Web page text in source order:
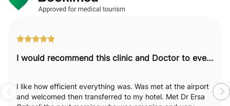
I would recommend this clinic and Doctor to everyone.
I like how efficient everything was. Was met at the airport
and welcomed then transferred to my hotel. Met Dr Ersa